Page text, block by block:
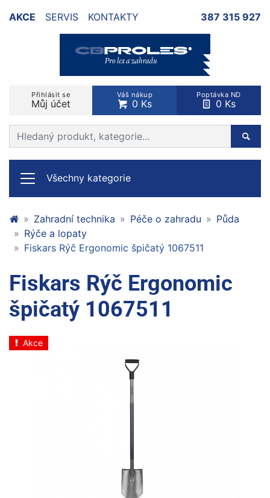
AKCE SERVIS KONTAKTY 387 315 927
Přihlásit se
Můj účet
Váš nákup
0 Ks
Poptávka ND
0 Ks
Prohledat web
Všechny kategorie
Zahradní technika Péče o zahradu
Půda
Rýče a lopaty
Fiskars Rýč Ergonomic špičatý 1067511
Fiskars Rýč Ergonomic
špičatý 1067511
Akce